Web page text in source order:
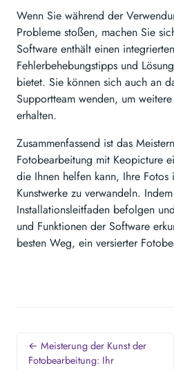
Wenn Sie während der
Probleme stoßen, machen Sie
Software enthält einen
Fehlerbehebungstipps und
bietet. Sie können sich auch an
Supportteam wenden, um
erhalten.
Zusammenfassend ist das
Fotobearbeitung mit Keopicture
die Ihnen helfen kann, Ihre Fotos
Kunstwerke zu verwandeln.
Installationsleitfaden befolgen
und Funktionen der Software
besten Weg, ein versierter
← Meisterung der Kunst der
Fotobearbeitung: Ihr